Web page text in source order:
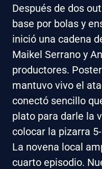
Después de dos
base por bolas y
inició una cadena
Maikel Serrano y
productores.
mantuvo vivo el
conectó sencillo
plato para darle la
colocar la pizarra
La novena local
cuarto episodio.